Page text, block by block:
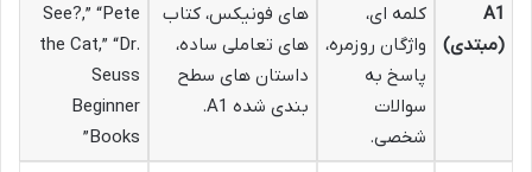
A1
(مبتدی)
کلمه ای،
واژگان روزمره،
پاسخ به
سوالات
شخصی.
های فونیکس، کتاب
های تعاملی ساده،
داستان های سطح
بندی شده A1.
See?,” “Pete
the Cat,” “Dr.
Seuss
Beginner
Books”